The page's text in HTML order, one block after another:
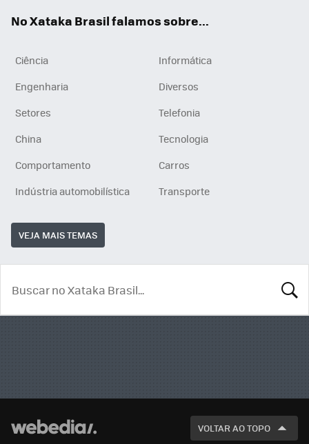
No Xataka Brasil falamos sobre...
Ciência
Informática
Engenharia
Diversos
Setores
Telefonia
China
Tecnologia
Comportamento
Carros
Indústria automobilística
Transporte
VEJA MAIS TEMAS
VOLTAR AO TOPO